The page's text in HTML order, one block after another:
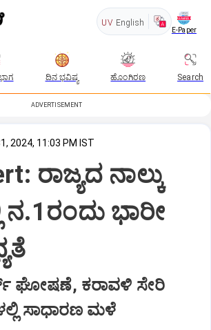
UV English
E-Paper
ದಿನ ಭವಿಷ್ಯ ಹೊಂಗಿರಣ Search
ADVERTISEMENT
2024, 11:03 PM IST
ರಾಜ್ಯದ ನಾಲ್ಕು
ನ.1ರಂದು ಭಾರೀ
ಘೋಷಣೆ, ಕರಾವಳಿ ಸೇರಿ
ಸಾಧಾರಣ ಮಳೆ